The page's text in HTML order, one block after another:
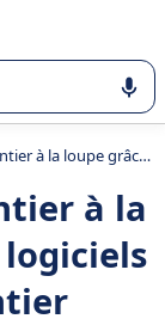
sélection de
Surveillez votre chantier à la loupe grâce à ces 11 logiciels de suivi de chantier
à la
logiciels